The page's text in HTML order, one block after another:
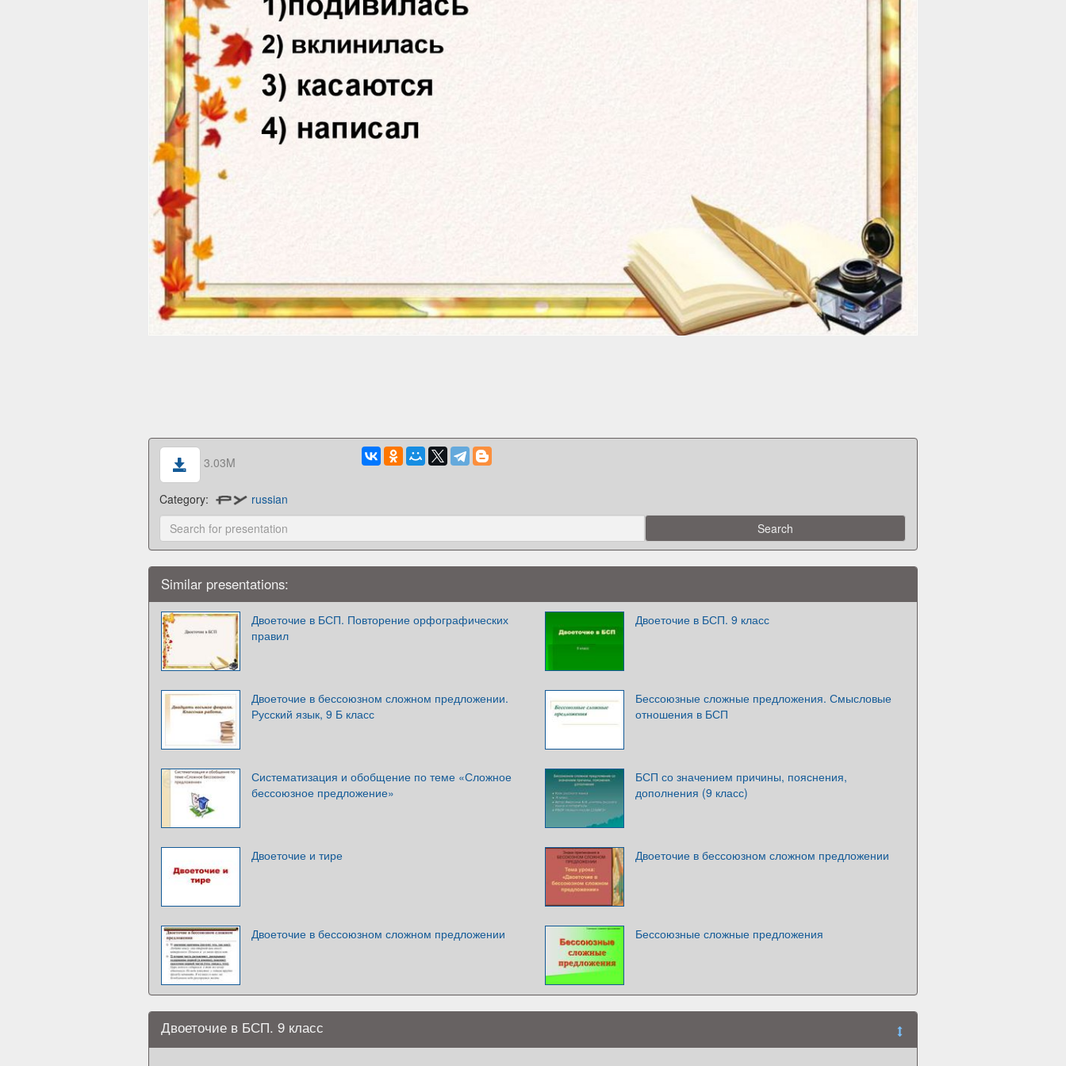
3.03M
Category: russian
Similar presentations:
Двоеточие в БСП. Повторение орфографических
правил
Двоеточие в БСП. 9 класс
Двоеточие в бессоюзном сложном предложении.
Русский язык, 9 Б класс
Бессоюзные сложные предложения. Смысловые
отношения в БСП
Систематизация и обобщение по теме «Сложное
бессоюзное предложение»
БСП со значением причины, пояснения,
дополнения (9 класс)
Двоеточие и тире Двоеточие в бессоюзном сложном предложении
Двоеточие в бессоюзном сложном предложении Бессоюзные сложные предложения
Двоеточие в БСП. 9 класс